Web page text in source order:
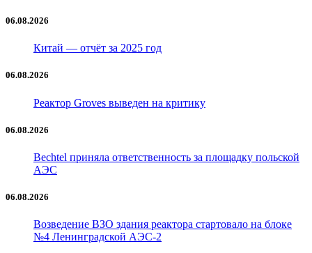
06.08.2026
Китай — отчёт за 2025 год
06.08.2026
Реактор Groves выведен на критику
06.08.2026
Bechtel приняла ответственность за площадку польской
АЭС
06.08.2026
Возведение ВЗО здания реактора стартовало на блоке
№4 Ленинградской АЭС-2